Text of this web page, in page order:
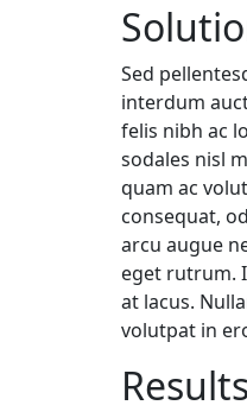
Sed
interdum
felis nibh ac
sodales nisl
quam ac
consequat,
arcu augue
eget rutrum.
at lacus.
volutpat in
Results